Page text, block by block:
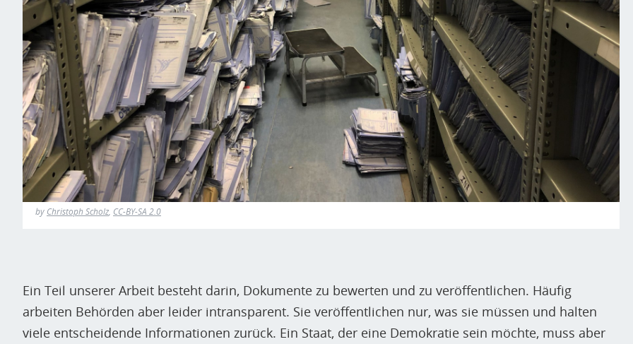
by Christoph Scholz, CC-BY-SA 2.0
Ein Teil unserer Arbeit besteht darin, Dokumente zu bewerten und zu veröffentlichen. Häufig
arbeiten Behörden aber leider intransparent. Sie veröffentlichen nur, was sie müssen und halten
viele entscheidende Informationen zurück. Ein Staat, der eine Demokratie sein möchte, muss aber